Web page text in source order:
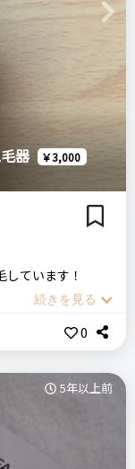
る。
熱いので注意。間
してください。
るのが気になる人
まりお勧めしま
ート予定
ピートしたい◎
す
です
Next
器
￥3,000
ています！
んでした。
イメージです。
います！
0
5年以上前